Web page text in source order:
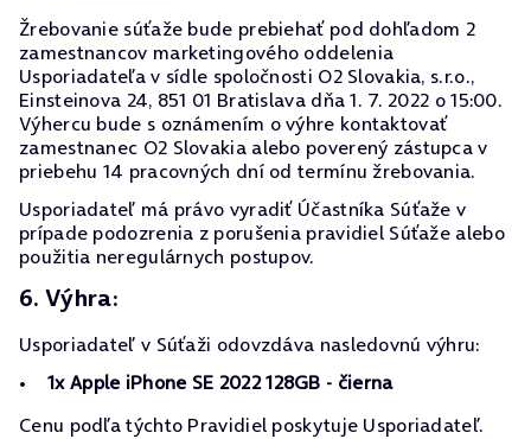
Žrebovanie súťaže bude prebiehať pod dohľadom 2
zamestnancov marketingového oddelenia
Usporiadateľa v sídle spoločnosti O2 Slovakia, s.r.o.,
Einsteinova 24, 851 01 Bratislava dňa 1. 7. 2022 o 15:00.
Výhercu bude s oznámením o výhre kontaktovať
zamestnanec O2 Slovakia alebo poverený zástupca v
priebehu 14 pracovných dní od termínu žrebovania.
Usporiadateľ má právo vyradiť Účastníka Súťaže v
prípade podozrenia z porušenia pravidiel Súťaže alebo
použitia neregulárnych postupov.
6. Výhra:
Usporiadateľ v Súťaži odovzdáva nasledovnú výhru:
1x Apple iPhone SE 2022 128GB - čierna
Cenu podľa týchto Pravidiel poskytuje Usporiadateľ.